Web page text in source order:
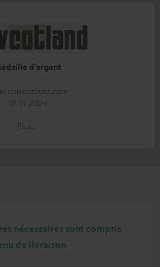
d'argent
18.01.2024
Plus…
nécessaires sont compris
de livraison